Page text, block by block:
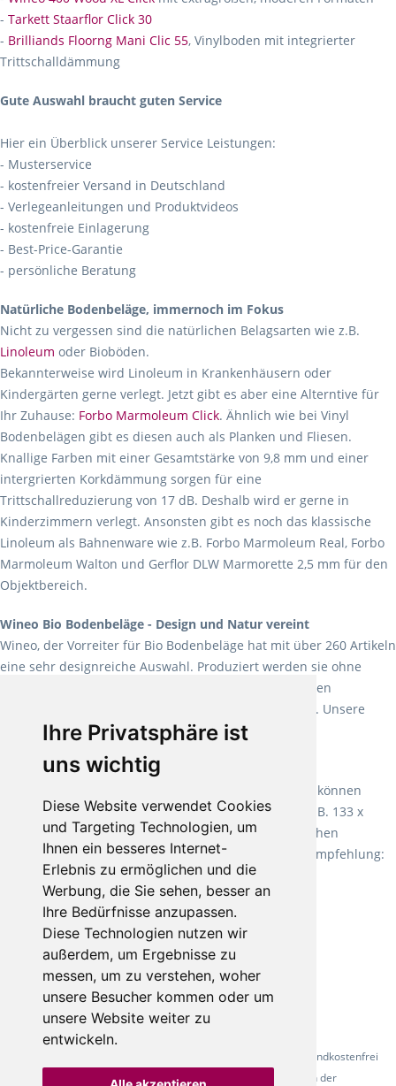
Ihre Privatsphäre ist
uns wichtig
Diese Website verwendet Cookies
und Targeting Technologien, um
Ihnen ein besseres Internet-
Erlebnis zu ermöglichen und die
Werbung, die Sie sehen, besser an
Ihre Bedürfnisse anzupassen.
Diese Technologien nutzen wir
außerdem, um Ergebnisse zu
messen, um zu verstehen, woher
unsere Besucher kommen oder um
unsere Website weiter zu
entwickeln.
- Tarkett Staarflor Click 30
- Brilliands Floorng Mani Clic 55, Vinylboden mit integrierter
Trittschalldämmung
Gute Auswahl braucht guten Service
Hier ein Überblick unserer Service Leistungen:
- Musterservice
- kostenfreier Versand in Deutschland
- Verlegeanleitungen und Produktvideos
- kostenfreie Einlagerung
- Best-Price-Garantie
- persönliche Beratung
Natürliche Bodenbeläge, immernoch im Fokus
Nicht zu vergessen sind die natürlichen Belagsarten wie z.B.
Linoleum oder Bioböden.
Bekannterweise wird Linoleum in Krankenhäusern oder
Kindergärten gerne verlegt. Jetzt gibt es aber eine Alterntive für
Ihr Zuhause: Forbo Marmoleum Click. Ähnlich wie bei Vinyl
Bodenbelägen gibt es diesen auch als Planken und Fliesen.
Knallige Farben mit einer Gesamtstärke von 9,8 mm und einer
intergrierten Korkdämmung sorgen für eine
Trittschallreduzierung von 17 dB. Deshalb wird er gerne in
Kinderzimmern verlegt. Ansonsten gibt es noch das klassische
Linoleum als Bahnenware wie z.B. Forbo Marmoleum Real, Forbo
Marmoleum Walton und Gerflor DLW Marmorette 2,5 mm für den
Objektbereich.
Wineo Bio Bodenbeläge - Design und Natur vereint
Wineo, der Vorreiter für Bio Bodenbeläge hat mit über 260 Artikeln
eine sehr designreiche Auswahl. Produziert werden sie ohne
Weichmacher und Lösungsmittel. Mit allen verfügbaren
Verlegearten ist er für jegliche Bauvorhaben attraktiv. Unsere
Empfehlung:Wineo 1000 Multi Layer XXL.
Teppiche für ein angenehmes Laufgefühl
machen es schon lange vor. Sie können
Teppich in Ihrem gewünschten Sondermaß kaufen, z.B. 133 x
60cm. Vor allem in Schlafzimmern aufgrund der weichen
Oberfläche ein sehr beliebter Zusatzboden. Unsere Empfehlung:
Fletco Fluffy und Fletco Hermelin
* Alle Preise inkl. gesetzl. Mehrwertsteuer - Alle Artikel versandkostenfrei
ab 500 Euro in Deutschland! Die Abbildungen dienen der